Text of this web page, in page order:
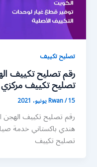
تصليح تكييف
تصليح تكييف
Rwan/15 يونيو، 2021
رقم تصليح تكييف
هندي باكستاني خدمة
تصليح تكييف